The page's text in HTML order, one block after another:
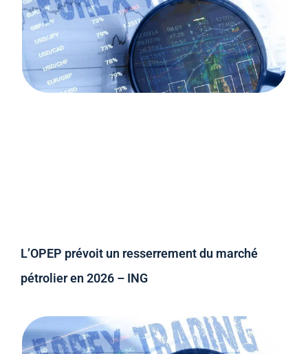
L’OPEP prévoit un resserrement du marché
pétrolier en 2026 – ING